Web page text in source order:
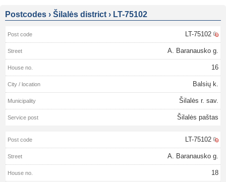
Postcodes › Šilalės district › LT-75102
LT-75102
A. Baranausko g.
16
Balsių k.
Šilalės r. sav.
Šilalės paštas
LT-75102
A. Baranausko g.
18